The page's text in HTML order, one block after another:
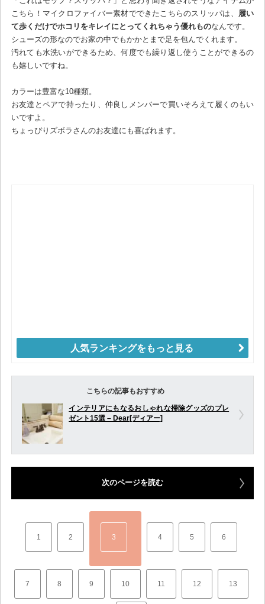
こちら！マイクロファイバー素材でできたこちらのスリッパは、 履い
て歩くだけでホコリをキレイにとってくれちゃう優れものなんです。
シューズの形なのでお家の中でもかかとまで足を包んでくれます。
汚れても水洗いができるため、何度でも繰り返し使うことができるの
も嬉しいですね。
カラーは豊富な10種類。
お友達とペアで持ったり、仲良しメンバーで買いそろえて履くのもい
いですよ。
ちょっぴりズボラさんのお友達にも喜ばれます。
人気ランキングをもっと見る
こちらの記事もおすすめ
インテリアにもなるおしゃれな掃除グッズのプレ
ゼント15選 – Dear[ディアー]
次のページを読む
1 2 3 4 5 6
7 8 9 10 11 12 13